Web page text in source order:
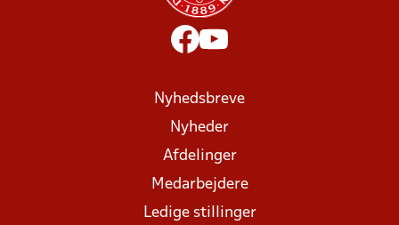
Nyhedsbreve
Nyheder
Afdelinger
Medarbejdere
Ledige stillinger